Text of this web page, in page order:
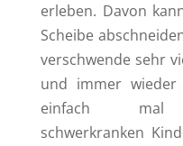
erleben. Davon
Scheibe
verschwende sehr
und immer
einfach mal
schwerkranken